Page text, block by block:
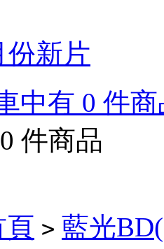
份新片
中有 0 件
0 件商品
頁 > 藍光